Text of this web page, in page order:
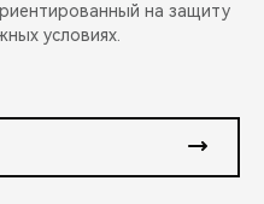
на защиту
условиях.